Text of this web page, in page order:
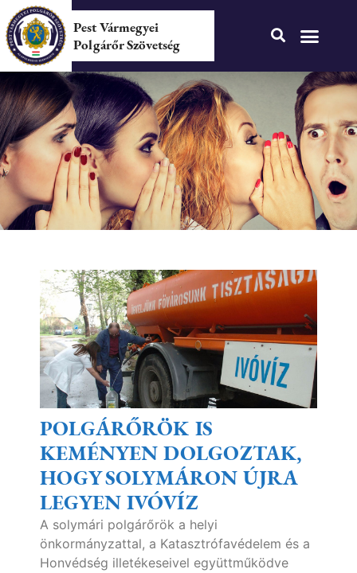
Pest Vármegyei
Polgárőr Szövetség
POLGÁRŐRÖK IS
KEMÉNYEN DOLGOZTAK,
HOGY SOLYMÁRON ÚJRA
LEGYEN IVÓVÍZ
A solymári polgárőrök a helyi
önkormányzattal, a Katasztrófavédelem és a
Honvédség illetékeseivel együttműködve